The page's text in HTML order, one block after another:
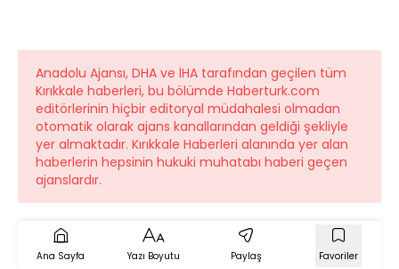
Anadolu Ajansı, DHA ve İHA tarafından geçilen tüm
Kırıkkale haberleri, bu bölümde Haberturk.com
editörlerinin hiçbir editoryal müdahalesi olmadan
otomatik olarak ajans kanallarından geldiği şekliyle
yer almaktadır. Kırıkkale Haberleri alanında yer alan
haberlerin hepsinin hukuki muhatabı haberi geçen
ajanslardır.
Ana Sayfa Yazı Boyutu Paylaş Favoriler